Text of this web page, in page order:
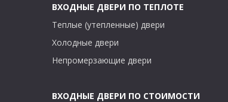
ВХОДНЫЕ ДВЕРИ ПО ТЕПЛОТЕ
Теплые (утепленные) двери
Холодные двери
Непромерзающие двери
ВХОДНЫЕ ДВЕРИ ПО СТОИМОСТИ